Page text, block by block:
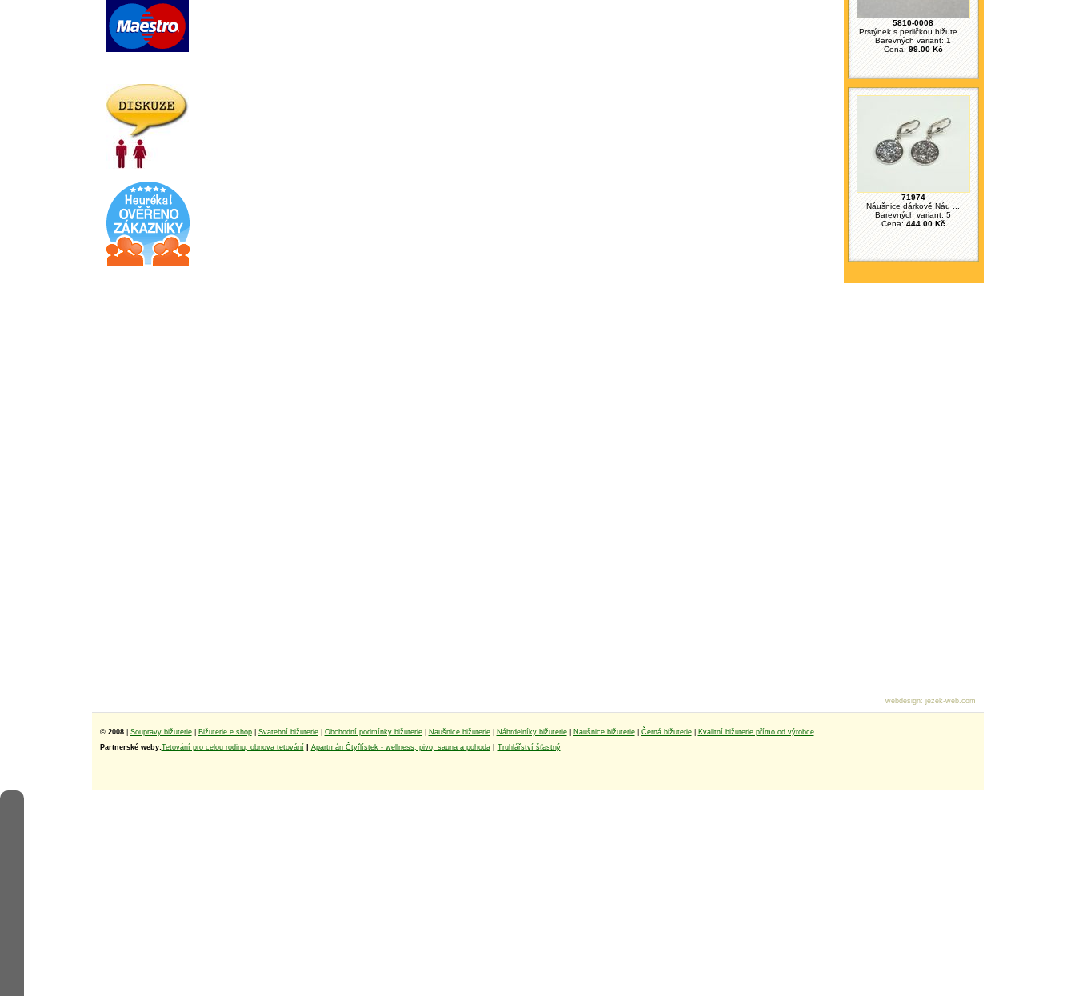
5810-0008
Prstýnek s perličkou bižute ...
Barevných variant: 1
Cena: 99.00 Kč
71974
Náušnice dárkově Náu ...
Barevných variant: 5
Cena: 444.00 Kč
© 2008 Soupravy bižuterie| Bižuterie e shop| Svatební bižuterie| Obchodní podmínky bižuterie| Naušnice bižuterie| Náhrdelníky bižuterie| Naušnice bižuterie| Černá bižuterie|
Kvalitní bižuterie přímo od výrobce
Partnerské weby:Tetování pro celou rodinu, obnova tetování Apartmán Čtyřlístek - wellness, pivo, sauna a pohoda| Truhlářství šťastný
webdesign: jezek-web.com